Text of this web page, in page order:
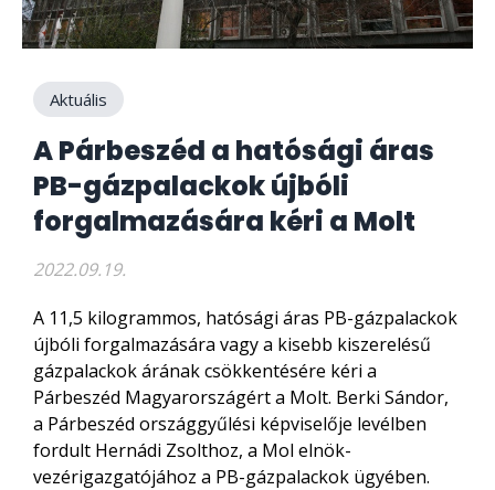
Aktuális
A Párbeszéd a hatósági áras
PB-gázpalackok újbóli
forgalmazására kéri a Molt
2022.09.19.
A 11,5 kilogrammos, hatósági áras PB-gázpalackok
újbóli forgalmazására vagy a kisebb kiszerelésű
gázpalackok árának csökkentésére kéri a
Párbeszéd Magyarországért a Molt. Berki Sándor,
a Párbeszéd országgyűlési képviselője levélben
fordult Hernádi Zsolthoz, a Mol elnök-
vezérigazgatójához a PB-gázpalackok ügyében.